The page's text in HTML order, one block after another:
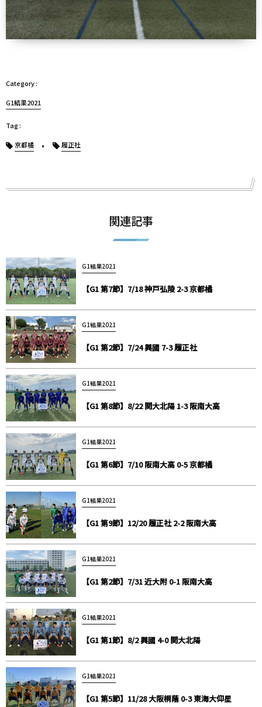
G1結果2021
京都橘 履正社
関連記事
G1結果2021
【G1 第7節】7/18 神戸弘陵 2-3 京都橘
G1結果2021
【G1 第2節】7/24 興國 7-3 履正社
G1結果2021
【G1 第8節】8/22 関大北陽 1-3 阪南大高
G1結果2021
【G1 第6節】7/10 阪南大高 0-5 京都橘
G1結果2021
【G1 第9節】12/20 履正社 2-2 阪南大高
G1結果2021
【G1 第2節】7/31 近大附 0-1 阪南大高
G1結果2021
【G1 第1節】8/2 興國 4-0 関大北陽
G1結果2021
【G1 第5節】11/28 大阪桐蔭 0-3 東海大仰星